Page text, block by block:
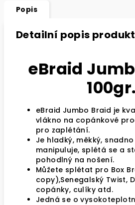
Popis
Detailní popis
eBraid
100gr.
eBraid Jumbo Braid je
vlákno na copánkové
pro zaplétání.
Je hladký, měkký,
manipuluje, splétá se a
pohodlný na nošení.
Můžete splétat pro Box
copy),Senegalský Twist,
copánky, culíky atd.
Jedná se o